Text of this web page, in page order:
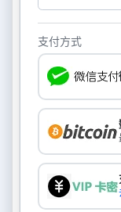
支付方式